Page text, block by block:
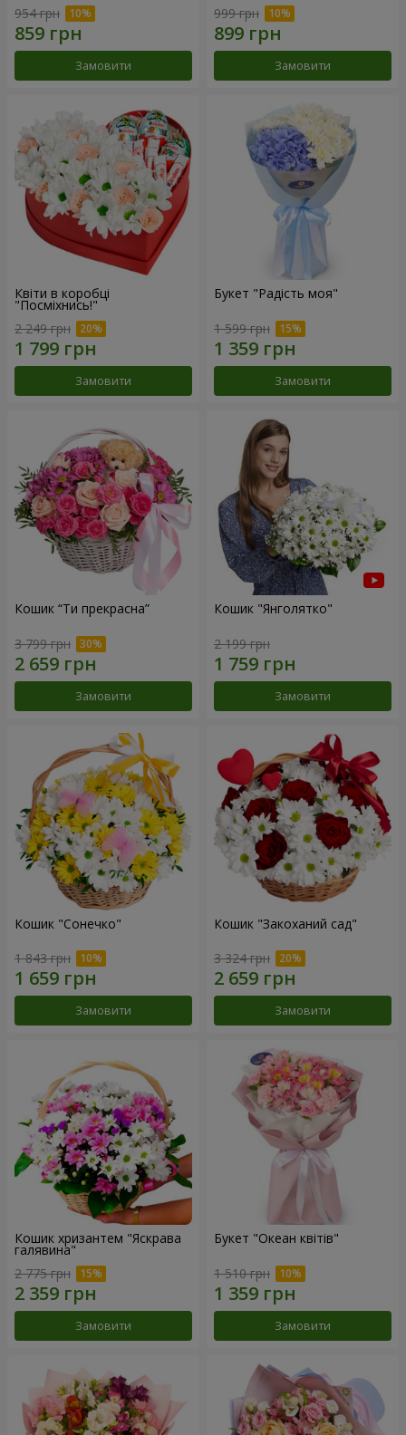
954 грн
Замовити
999 грн
Замовити
Квіти в коробці
"Посміхнись!"
2 249 грн
Замовити
Букет "Радість моя"
1 599 грн
Замовити
Кошик “Ти прекрасна”
3 799 грн
Замовити
Кошик "Янголятко"
2 199 грн
Замовити
Кошик "Сонечко"
1 843 грн
Замовити
Кошик "Закоханий сад"
3 324 грн
Замовити
Кошик хризантем "Яскрава
галявина"
2 775 грн
Замовити
Букет "Океан квітів"
1 510 грн
Замовити